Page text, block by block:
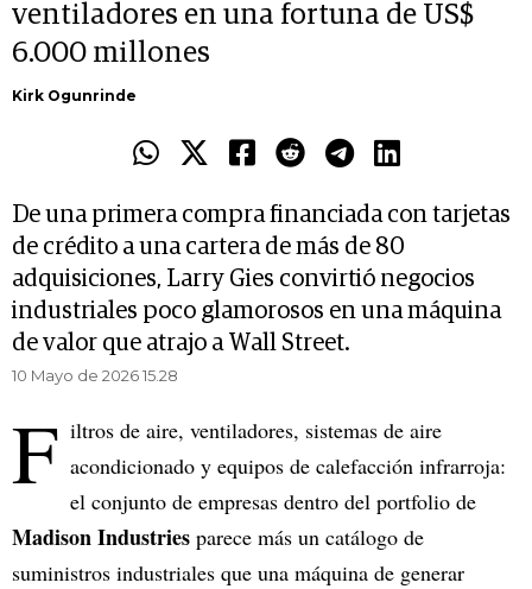
ventiladores en una fortuna de US$
6.000 millones
Kirk Ogunrinde
De una primera compra financiada con tarjetas
de crédito a una cartera de más de 80
adquisiciones, Larry Gies convirtió negocios
industriales poco glamorosos en una máquina
de valor que atrajo a Wall Street.
10 Mayo de 2026 15.28
F iltros de aire, ventiladores, sistemas de aire
acondicionado y equipos de calefacción infrarroja:
el conjunto de empresas dentro del portfolio de
Madison Industries parece más un catálogo de
suministros industriales que una máquina de generar